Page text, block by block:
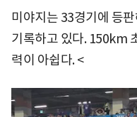
미야지는 33경기에 등
기록하고 있다. 150km
력이 아쉽다. <